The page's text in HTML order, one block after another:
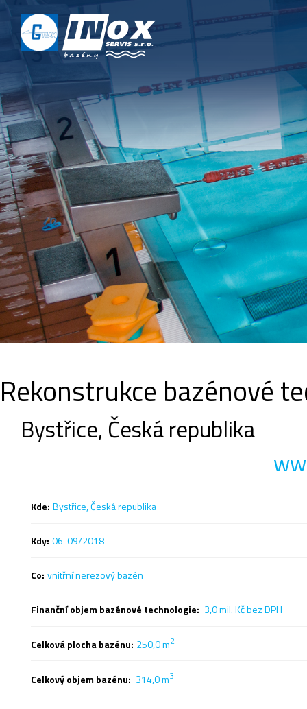
DOMŮ
O NÁS
PROJEKTY
REALIZACE
SERVIS
KONTAKT
Rekonstrukce bazénové
Bystřice, Česká republika
Kde: Bystřice, Česká republika
Kdy: 06-09/2018
Co: vnitřní nerezový bazén
Finanční objem bazénové technologie: 3,0 mil. Kč bez DPH
Celková plocha bazénu: 250,0 m2
Celkový objem bazénu: 314,0 m3